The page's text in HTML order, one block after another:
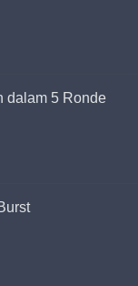
dalam 5 Ronde